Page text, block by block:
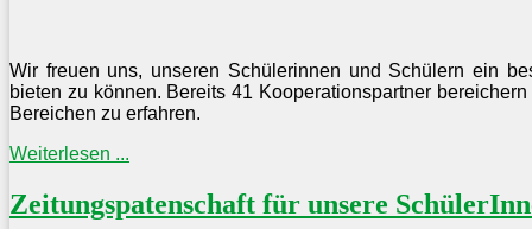
Wir freuen uns, unseren Schülerinnen und Schülern ein
bieten zu können. Bereits 41 Kooperationspartner
Bereichen zu erfahren.
Weiterlesen ...
Zeitungspatenschaft für unsere